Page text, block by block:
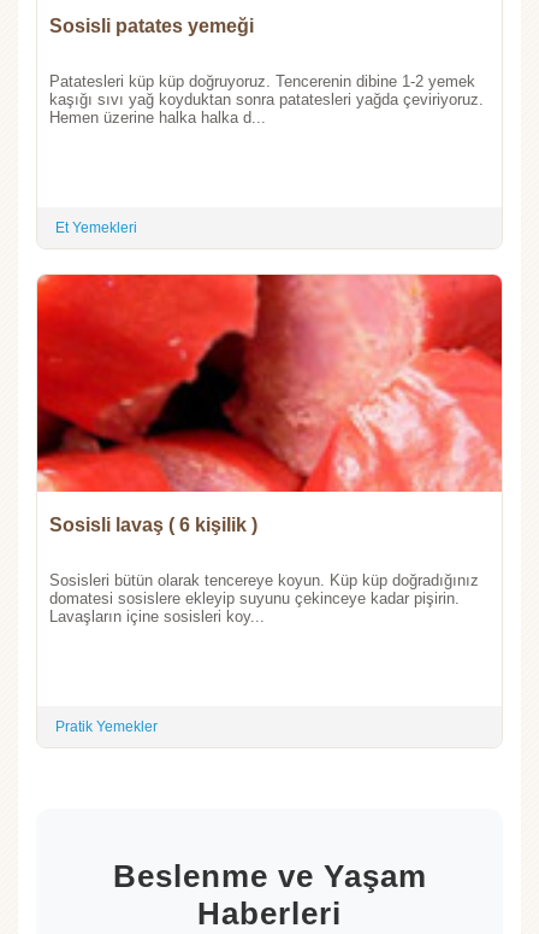
Sosisli patates yemeği
Patatesleri küp küp doğruyoruz. Tencerenin dibine 1-2 yemek
kaşığı sıvı yağ koyduktan sonra patatesleri yağda çeviriyoruz.
Hemen üzerine halka halka d...
Et Yemekleri
Sosisli lavaş ( 6 kişilik )
Sosisleri bütün olarak tencereye koyun. Küp küp doğradığınız
domatesi sosislere ekleyip suyunu çekinceye kadar pişirin.
Lavaşların içine sosisleri koy...
Pratik Yemekler
Beslenme ve Yaşam
Haberleri